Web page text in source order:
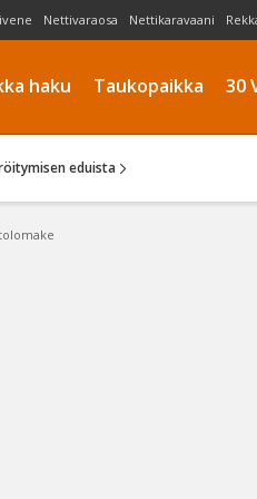
Nettivaraosa Nettikaravaani
haku Taukopaikka 30
eduista